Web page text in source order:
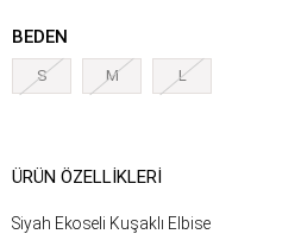
BEDEN
S M L
ÜRÜN ÖZELLIKLERI
Siyah Ekoseli Kuşaklı Elbise